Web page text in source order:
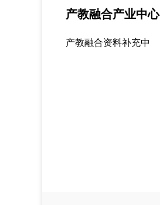
产教融合产业中心
产教融合资料补充中